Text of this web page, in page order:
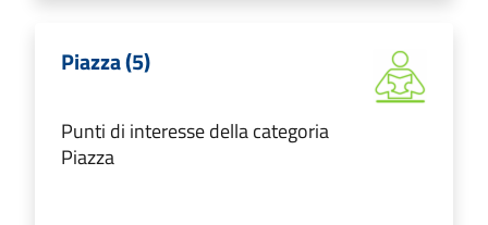
Piazza (5)
Punti di interesse della categoria
Piazza